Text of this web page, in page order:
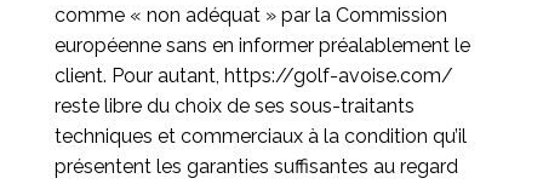
comme « non adéquat » par la Commission
européenne sans en informer préalablement le
client. Pour autant, https://golf-avoise.com/
reste libre du choix de ses sous-traitants
techniques et commerciaux à la condition qu’il
présentent les garanties suffisantes au regard